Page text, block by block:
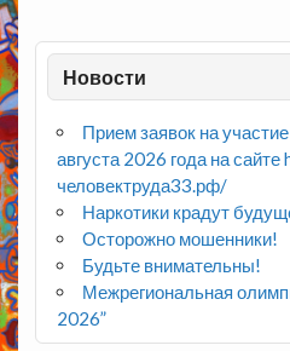
Новости
Прием заявок на
августа 2026 года на
человектруда33.рф/
Наркотики крадут
Осторожно мошенники!
Будьте внимательны!
Межрегиональная
2026”